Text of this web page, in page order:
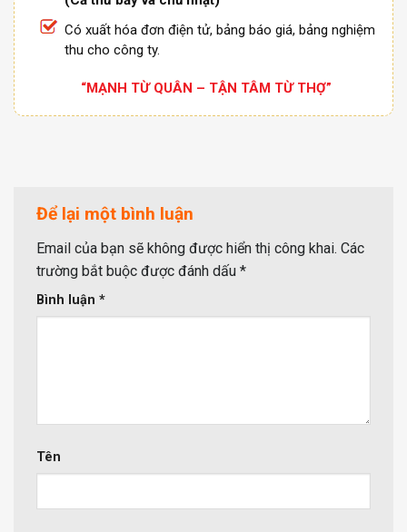
Có xuất hóa đơn điện tử, bảng báo giá, bảng nghiệm
thu cho công ty.
“MẠNH TỪ QUÂN – TẬN TÂM TỪ THỢ”
Để lại một bình luận
Email của bạn sẽ không được hiển thị công khai. Các
trường bắt buộc được đánh dấu *
Bình luận *
Tên